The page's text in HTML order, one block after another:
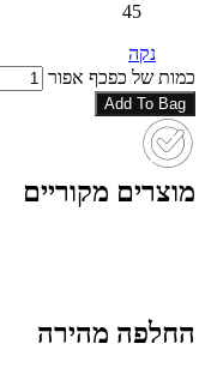
45
נקה
כמות של כפכף אפור
Add To Bag
מוצרים מקוריים
החלפה מהירה